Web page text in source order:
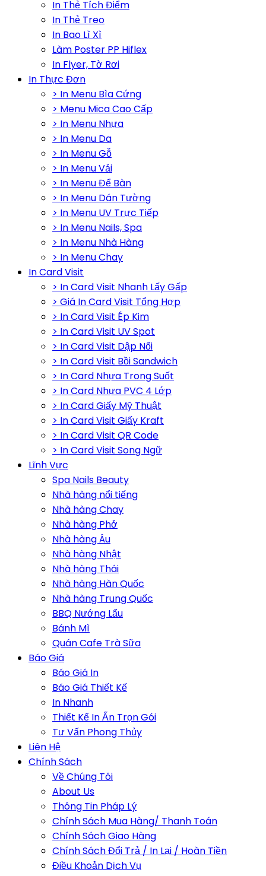
In Thẻ Tích Điểm
In Thẻ Treo
In Bao Lì Xì
Làm Poster PP Hiflex
In Flyer, Tờ Rơi
In Thực Đơn
> In Menu Bìa Cứng
> Menu Mica Cao Cấp
> In Menu Nhựa
> In Menu Da
> In Menu Gỗ
> In Menu Vải
> In Menu Để Bàn
> In Menu Dán Tường
> In Menu UV Trực Tiếp
> In Menu Nails, Spa
> In Menu Nhà Hàng
> In Menu Chay
In Card Visit
> In Card Visit Nhanh Lấy Gấp
> Giá In Card Visit Tổng Hợp
> In Card Visit Ép Kim
> In Card Visit UV Spot
> In Card Visit Dập Nổi
> In Card Visit Bồi Sandwich
> In Card Nhựa Trong Suốt
> In Card Nhựa PVC 4 Lớp
> In Card Giấy Mỹ Thuật
> In Card Visit Giấy Kraft
> In Card Visit QR Code
> In Card Visit Song Ngữ
Lĩnh Vực
Spa Nails Beauty
Nhà hàng nổi tiếng
Nhà hàng Chay
Nhà hàng Phở
Nhà hàng Âu
Nhà hàng Nhật
Nhà hàng Thái
Nhà hàng Hàn Quốc
Nhà hàng Trung Quốc
BBQ Nướng Lẩu
Bánh Mì
Quán Cafe Trà Sữa
Báo Giá
Báo Giá In
Báo Giá Thiết Kế
In Nhanh
Thiết Kế In Ấn Trọn Gói
Tư Vấn Phong Thủy
Liên Hệ
Chính Sách
Về Chúng Tôi
About Us
Thông Tin Pháp Lý
Chính Sách Mua Hàng/ Thanh Toán
Chính Sách Giao Hàng
Chính Sách Đổi Trả / In Lại / Hoàn Tiền
Điều Khoản Dịch Vụ